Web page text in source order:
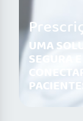
UMA
SEGURA